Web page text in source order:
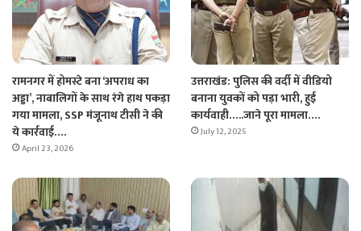
रामनगर में होमस्टे बना ‘अपराध का
अड्डा’, नाबालिगों के साथ रंगे हाथ पकड़ा
गया मामला, SSP मंजूनाथ टीसी ने की
ये कार्रवाई….
April 23, 2026
उत्तराखंड: पुलिस की वर्दी में वीडियो
बनाना युवकों को पड़ा भारी, हुई
कार्यवाही…..जाने पूरा मामला….
July 12, 2025